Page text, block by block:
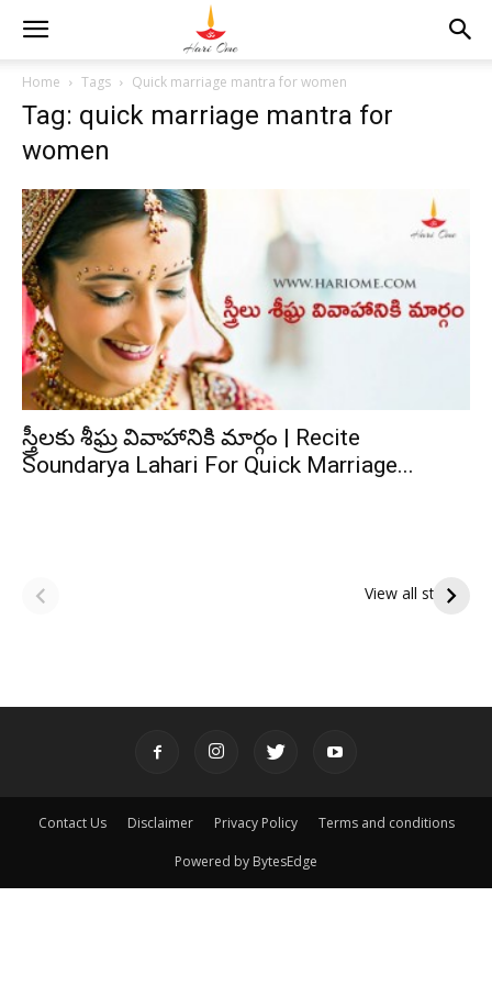
Home Tags Quick marriage mantra for women
Tag: quick marriage mantra for
women
స్త్రీలకు శీఘ్ర వివాహానికి మార్గం | Recite
Soundarya Lahari For Quick Marriage...
View all stories
పితృదేవతల ఆశీర్వాదం
ఇంద్రకీలాద్రి గిరి ప్రదక్షిణ
Contact Us Disclaimer Privacy Policy Terms and conditions
Powered by BytesEdge